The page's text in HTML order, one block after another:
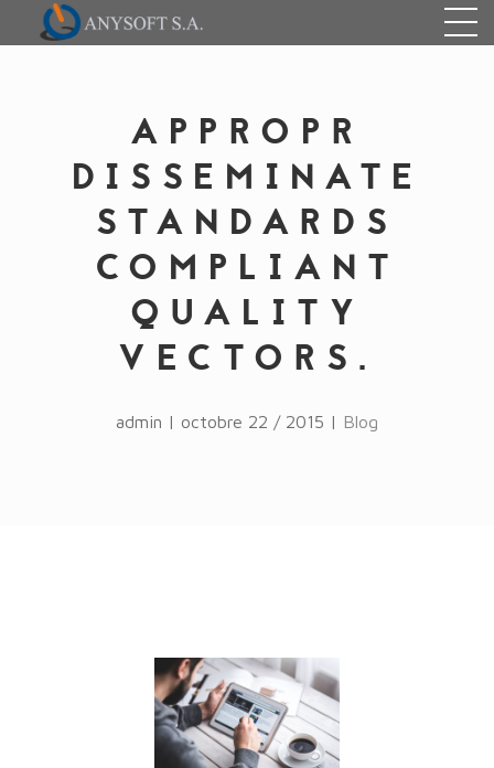
APPROPR
DISSEMINATE
STANDARDS
COMPLIANT
QUALITY
VECTORS.
admin | octobre 22 / 2015 | Blog